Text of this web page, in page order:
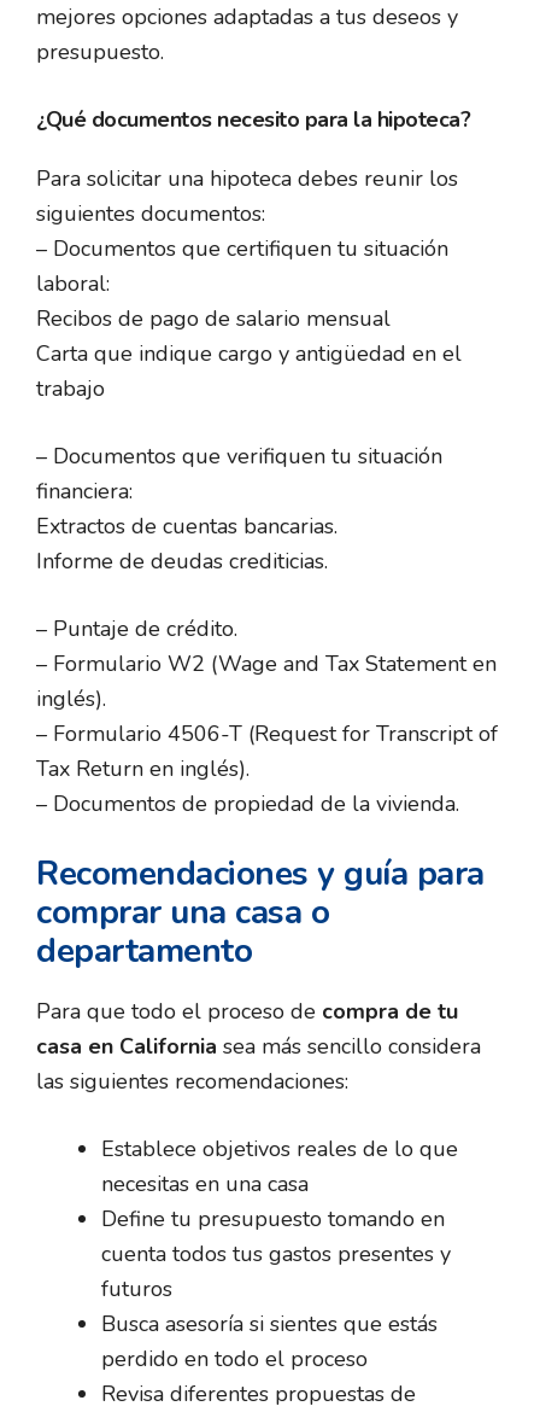
mejores opciones adaptadas a tus deseos y
presupuesto.
¿Qué documentos necesito para la hipoteca?
Para solicitar una hipoteca debes reunir los
siguientes documentos:
– Documentos que certifiquen tu situación
laboral:
Recibos de pago de salario mensual
Carta que indique cargo y antigüedad en el
trabajo
– Documentos que verifiquen tu situación
financiera:
Extractos de cuentas bancarias.
Informe de deudas crediticias.
– Puntaje de crédito.
– Formulario W2 (Wage and Tax Statement en
inglés).
– Formulario 4506-T (Request for Transcript of
Tax Return en inglés).
– Documentos de propiedad de la vivienda.
Recomendaciones y guía para
comprar una casa o
departamento
Para que todo el proceso de compra de tu
casa en California sea más sencillo considera
las siguientes recomendaciones:
Establece objetivos reales de lo que
necesitas en una casa
Define tu presupuesto tomando en
cuenta todos tus gastos presentes y
futuros
Busca asesoría si sientes que estás
perdido en todo el proceso
Revisa diferentes propuestas de